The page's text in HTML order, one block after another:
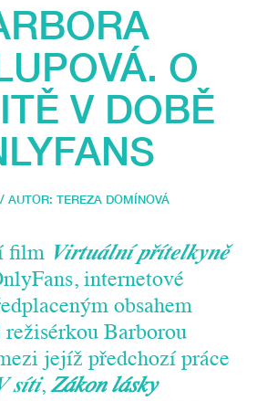
O
V DOBĚ
AUTOR: TEREZA DOMÍNOVÁ
film Virtuální přítelkyně
internetové
obsahem
režisérkou Barborou
jejíž předchozí práce
síti,Zákon lásky